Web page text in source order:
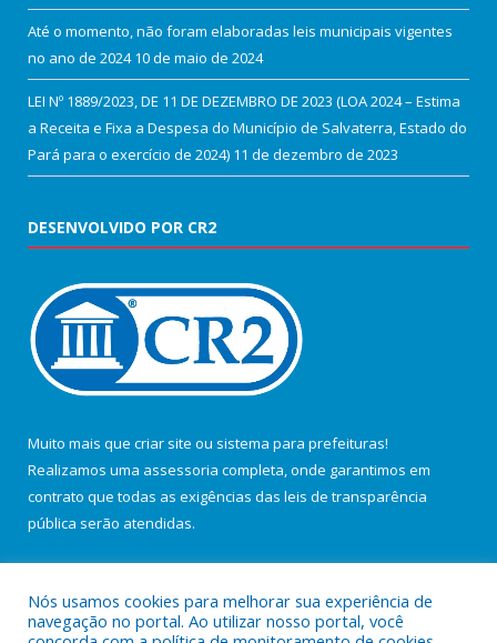
Até o momento, não foram elaboradas leis municipais vigentes
no ano de 2024 10 de maio de 2024
LEI Nº 1889/2023, DE 11 DE DEZEMBRO DE 2023 (LOA 2024 – Estima
a Receita e Fixa a Despesa do Município de Salvaterra, Estado do
Pará para o exercício de 2024) 11 de dezembro de 2023
DESENVOLVIDO POR CR2
Muito mais que criar site ou sistema para prefeituras!
Realizamos uma assessoria completa, onde garantimos em
contrato que todas as exigências das leis de transparência
pública serão atendidas.
Nós usamos cookies para melhorar sua experiência de
navegação no portal. Ao utilizar nosso portal, você